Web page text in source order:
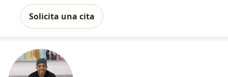
Solicita una cita